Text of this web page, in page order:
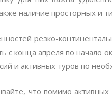
наличие просторных
резко-
с конца апреля по начало
и активных туров по
что помимо